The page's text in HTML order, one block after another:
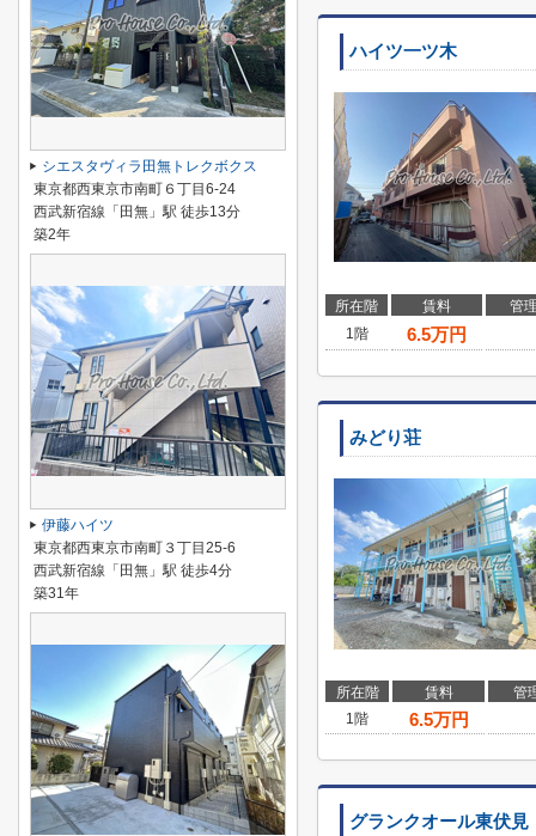
ハイツ一ツ木
所在階 賃料
管
1階
6.5万円
みどり荘
所在階 賃料
管
1階
6.5万円
グランクオール東伏見
シエスタヴィラ田無トレクボクス
東京都西東京市南町６丁目6-24
西武新宿線「田無」駅 徒歩13分
築2年
伊藤ハイツ
東京都西東京市南町３丁目25-6
西武新宿線「田無」駅 徒歩4分
築31年